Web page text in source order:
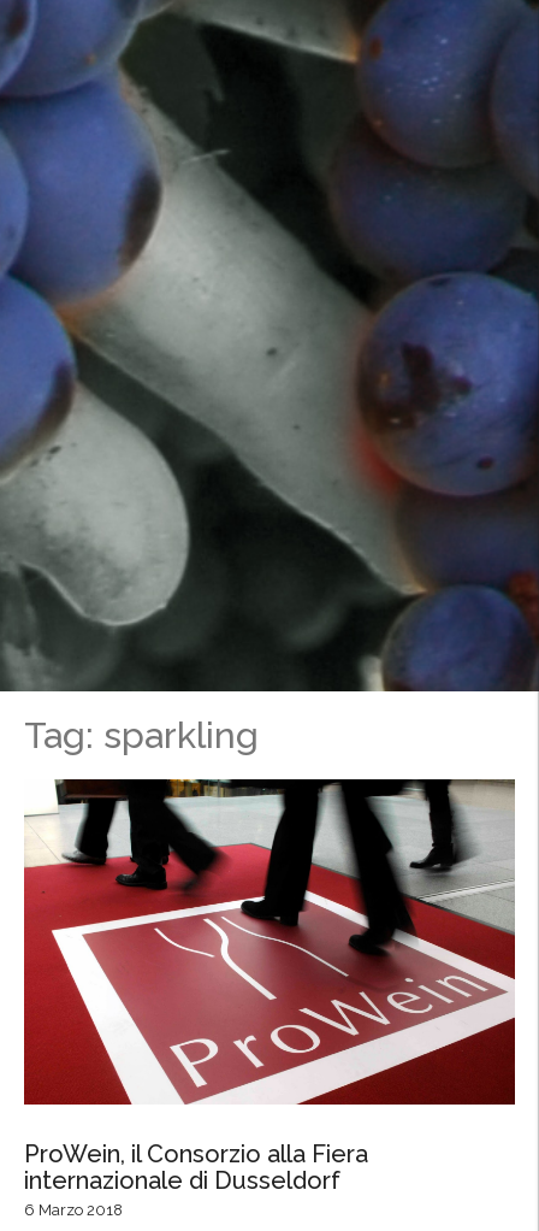
Tag: sparkling
ProWein, il Consorzio alla Fiera
internazionale di Dusseldorf
6 Marzo 2018